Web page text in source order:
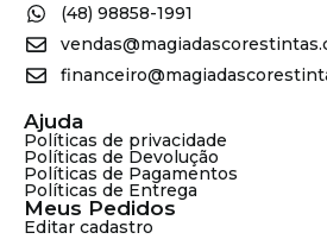
(48) 98858-1991
Ajuda
Políticas de privacidade
Políticas de Devolução
Políticas de Pagamentos
Políticas de Entrega
Meus Pedidos
Editar cadastro